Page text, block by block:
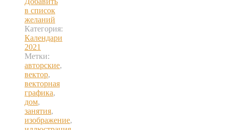
в список
желаний
Категория:
Календари
2021
Метки:
авторские,
вектор,
векторная
графика,
дом,
занятия,
изображение,